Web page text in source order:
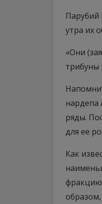
Парубий
утра их
«Они
трибуны
нардепа
ряды.
для ее
Как
фракцию